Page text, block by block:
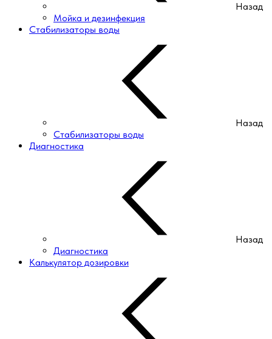
Назад
Мойка и дезинфекция
Стабилизаторы воды
Назад
Стабилизаторы воды
Диагностика
Назад
Диагностика
Калькулятор дозировки